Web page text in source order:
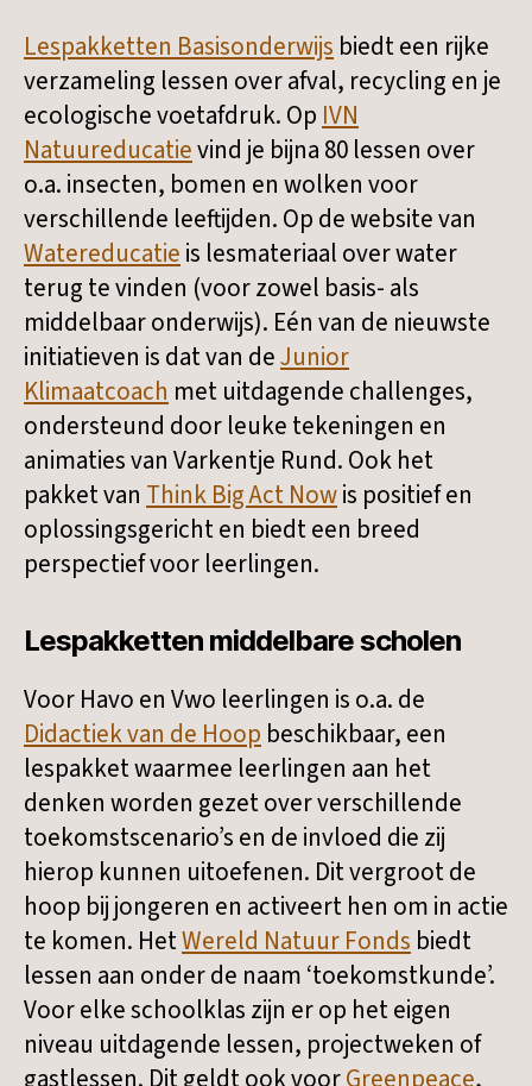
Lespakketten Basisonderwijs biedt een rijke
verzameling lessen over afval, recycling en je
ecologische voetafdruk. Op IVN
Natuureducatievind je bijna 80 lessen over
o.a. insecten, bomen en wolken voor
verschillende leeftijden. Op de website van
Watereducatie is lesmateriaal over water
terug te vinden (voor zowel basis- als
middelbaar onderwijs). Eén van de nieuwste
initiatieven is dat van deJunior
Klimaatcoach met uitdagende challenges,
ondersteund door leuke tekeningen en
animaties van Varkentje Rund. Ook het
pakket van Think Big Act Nowis positief en
oplossingsgericht en biedt een breed
perspectief voor leerlingen.
Lespakketten middelbare scholen
Voor Havo en Vwo leerlingen is o.a. de
Didactiek van de Hoop beschikbaar, een
lespakket waarmee leerlingen aan het
denken worden gezet over verschillende
toekomstscenario’s en de invloed die zij
hierop kunnen uitoefenen. Dit vergroot de
hoop bij jongeren en activeert hen om in actie
te komen. HetWereld Natuur Fonds biedt
lessen aan onder de naam ‘toekomstkunde’.
Voor elke schoolklas zijn er op het eigen
niveau uitdagende lessen, projectweken of
gastlessen. Dit geldt ook voorGreenpeace,